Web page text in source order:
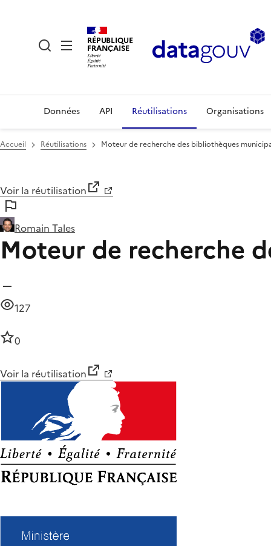
RÉPUBLIQUE
FRANÇAISE
Données API Réutilisations Organisations
Accueil Réutilisations Moteur de recherche des bibliothèques
Voir la réutilisation
Romain Tales
Moteur de recherche
127
0
Voir la réutilisation